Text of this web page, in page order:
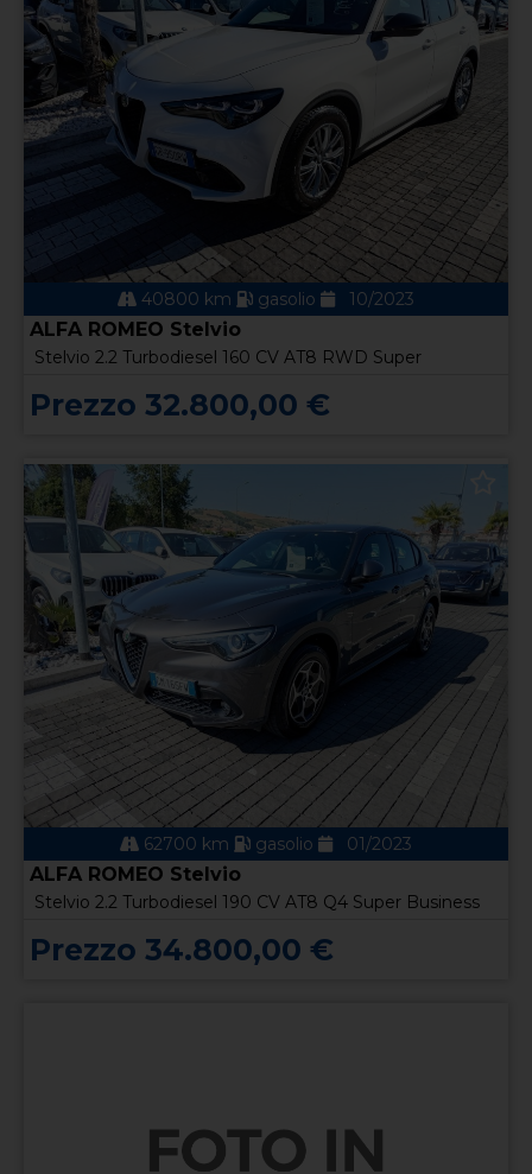
40800 km gasolio 10/2023
ALFA ROMEO Stelvio
Stelvio 2.2 Turbodiesel 160 CV AT8 RWD Super
Prezzo 32.800,00 €
62700 km gasolio 01/2023
ALFA ROMEO Stelvio
Stelvio 2.2 Turbodiesel 190 CV AT8 Q4 Super Business
Prezzo 34.800,00 €